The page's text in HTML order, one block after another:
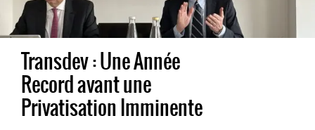
Transdev : Une Année
Record avant une
Privatisation Imminente